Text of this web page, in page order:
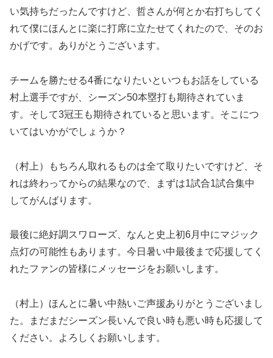
い気持ちだったんですけど、哲さんが何とか右打ちしてく
れて僕にほんとに楽に打席に立たせてくれたので、そのお
かげです。ありがとうございます。
チームを勝たせる4番になりたいといつもお話をしている
村上選手ですが、シーズン50本塁打も期待されていま
す。そして3冠王も期待されていると思います。そこにつ
いてはいかがでしょうか？
（村上）もちろん取れるものは全て取りたいですけど、そ
れは終わってからの結果なので、まずは1試合1試合集中
してがんばります。
最後に絶好調スワローズ、なんと史上初6月中にマジック
点灯の可能性もあります。今日暑い中最後まで応援してく
れたファンの皆様にメッセージをお願いします。
（村上）ほんとに暑い中熱いご声援ありがとうございまし
た。まだまだシーズン長いんで良い時も悪い時も応援して
ください。よろしくお願いします。